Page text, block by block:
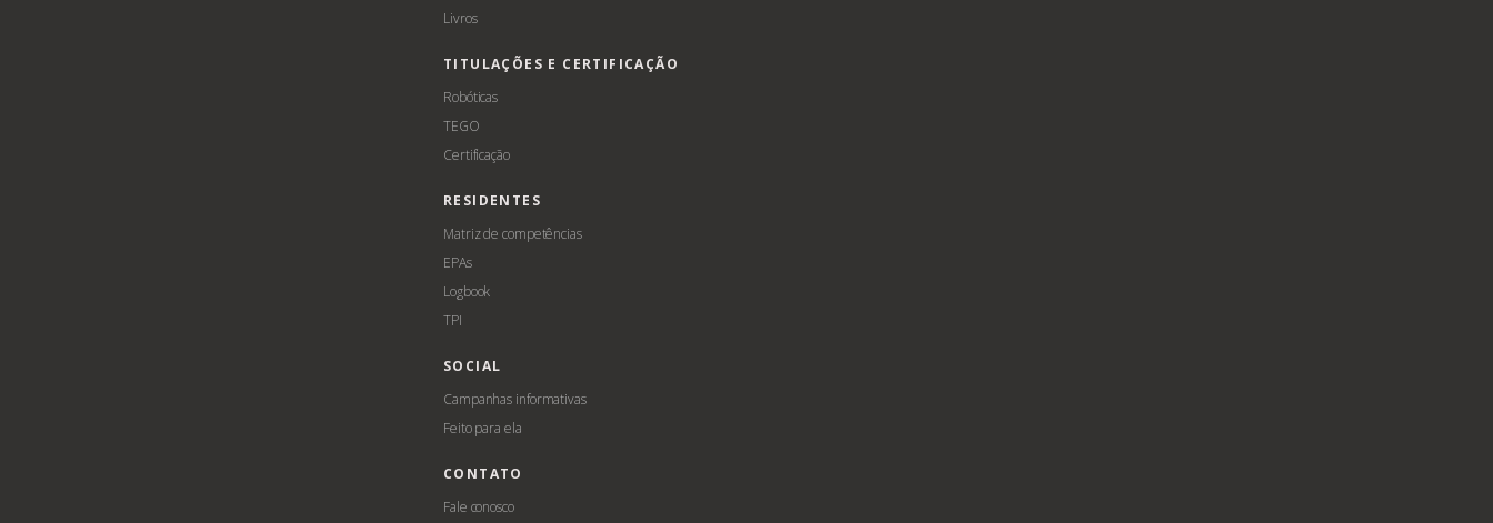
Livros
TITULAÇÕES E CERTIFICAÇÃO
Robóticas
TEGO
Certificação
RESIDENTES
Matriz de competências
EPAs
Logbook
TPI
SOCIAL
Campanhas informativas
Feito para ela
CONTATO
Fale conosco